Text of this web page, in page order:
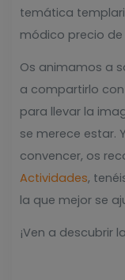
temática
módico precio de
Os animamos a
a compartirlo
para llevar la
se merece estar.
convencer, os
Actividades,
la que mejor se
¡Ven a descubrir